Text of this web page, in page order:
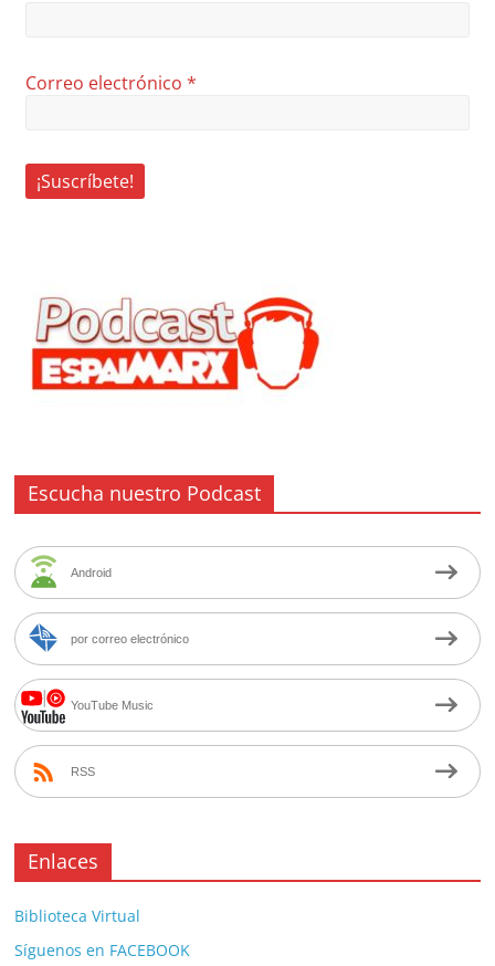
Correo electrónico*
Escucha nuestro Podcast
Android
por correo electrónico
YouTube Music
RSS
Enlaces
Biblioteca Virtual
Síguenos en FACEBOOK